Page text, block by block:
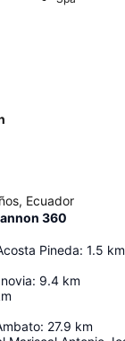
Ecuador
360
Pineda: 1.5 km
: 9.4 km
: 27.9 km